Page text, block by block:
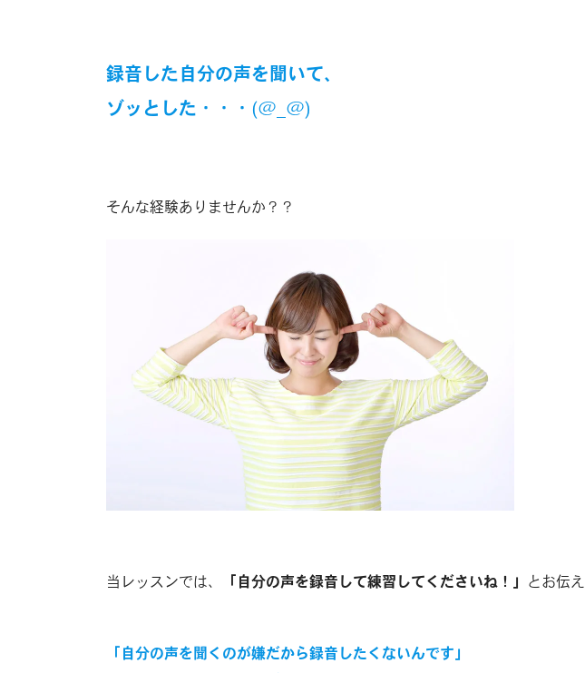
録音した自分の声を聞いて、
ゾッとした ・・・(@_@)
そんな経験ありませんか？？
当レッスンでは、 「自分の声を録音して練習してくださいね！」 とお伝
「自分の声を聞くのが嫌だから録音したくないんです」